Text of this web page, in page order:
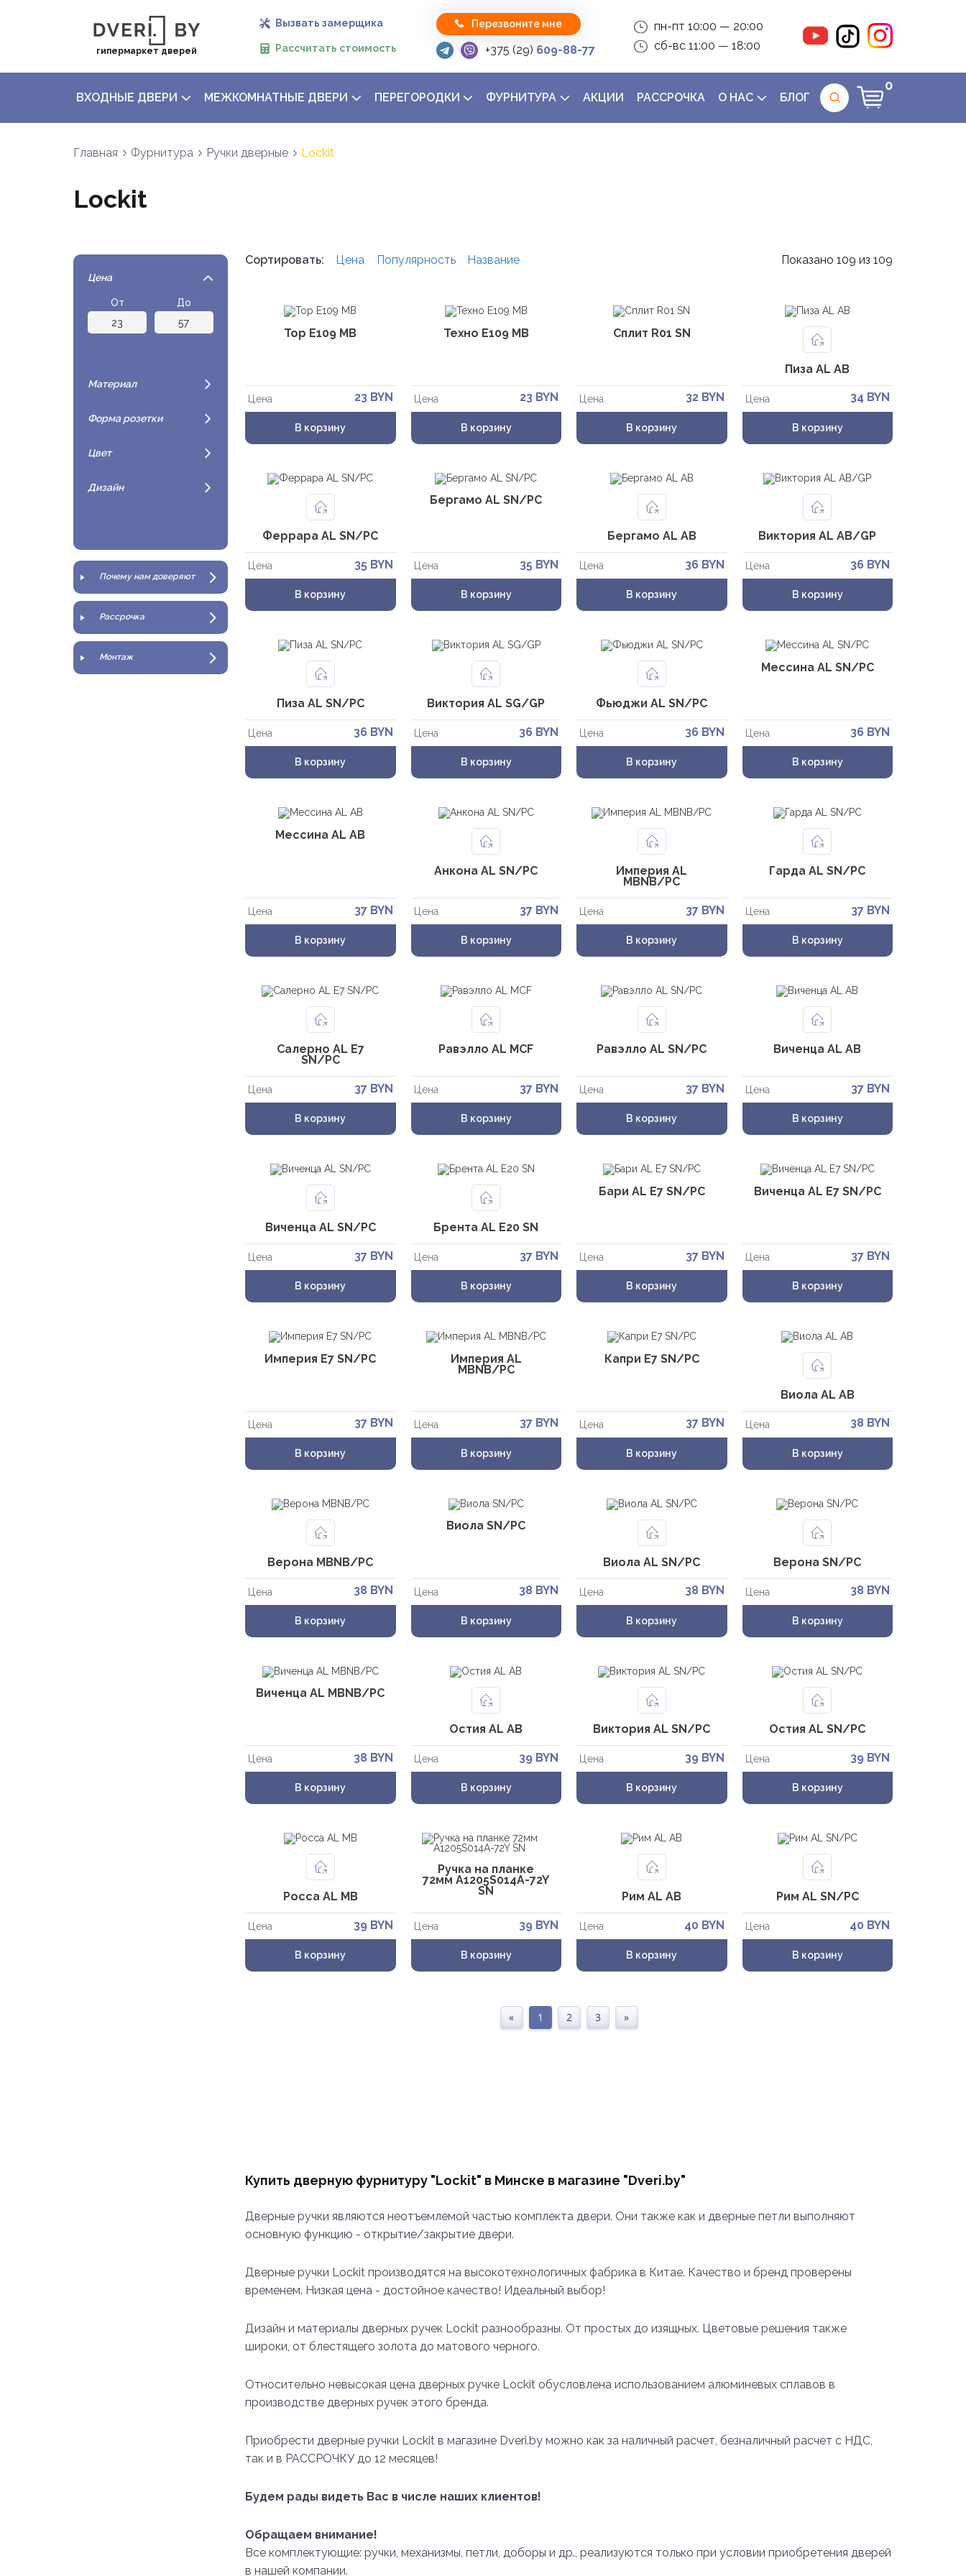
гипермаркет дверей
Вызвать замерщика
Рассчитать стоимость
Перезвоните мне
+375 (29) 609-88-77
пн-пт 10:00 — 20:00
сб-вс 11:00 — 18:00
ВХОДНЫЕ ДВЕРИ МЕЖКОМНАТНЫЕ ДВЕРИ ПЕРЕГОРОДКИ ФУРНИТУРА АКЦИИ РАССРОЧКА О НАС БЛОГ
0
Главная Фурнитура Ручки дверные Lockit
Lockit
Цена
Цена
От До
Материал
Материал
Форма розетки
Форма розетки
Цвет
Цвет
Дизайн
Дизайн
Почему нам доверяют
Рассрочка
Монтаж
Сортировать: Цена Популярность Название Показано 109 из 109
Тор Е109 MB
Цена 23 BYN
В корзину
Техно E109 MB
Цена 23 BYN
В корзину
Сплит R01 SN
Цена 32 BYN
В корзину
Пиза AL AB
Цена 34 BYN
В корзину
Феррара AL SN/PC
Цена 35 BYN
В корзину
Бергамо AL SN/PC
Цена 35 BYN
В корзину
Бергамо AL AB
Цена 36 BYN
В корзину
Виктория AL AB/GP
Цена 36 BYN
В корзину
Пиза AL SN/PC
Цена 36 BYN
В корзину
Виктория AL SG/GP
Цена 36 BYN
В корзину
Фьюджи AL SN/PC
Цена 36 BYN
В корзину
Мессина AL SN/PC
Цена 36 BYN
В корзину
Мессина AL AB
Цена 37 BYN
В корзину
Анкона AL SN/PC
Цена 37 BYN
В корзину
Империя AL
MBNB/PC
Цена 37 BYN
В корзину
Гарда AL SN/PC
Цена 37 BYN
В корзину
Салерно AL E7
SN/PC
Цена 37 BYN
В корзину
Равэлло AL MCF
Цена 37 BYN
В корзину
Равэлло AL SN/PC
Цена 37 BYN
В корзину
Виченца AL AB
Цена 37 BYN
В корзину
Виченца AL SN/PC
Цена 37 BYN
В корзину
Брента AL E20 SN
Цена 37 BYN
В корзину
Бари AL E7 SN/PC
Цена 37 BYN
В корзину
Виченца AL E7 SN/PC
Цена 37 BYN
В корзину
Империя E7 SN/PC
Цена 37 BYN
В корзину
Империя AL
MBNB/PC
Цена 37 BYN
В корзину
Капри Е7 SN/PC
Цена 37 BYN
В корзину
Виола AL AB
Цена 38 BYN
В корзину
Верона MBNB/PC
Цена 38 BYN
В корзину
Виола SN/PC
Цена 38 BYN
В корзину
Виола AL SN/PC
Цена 38 BYN
В корзину
Верона SN/PC
Цена 38 BYN
В корзину
Виченца AL MBNB/PC
Цена 38 BYN
В корзину
Остия AL AB
Цена 39 BYN
В корзину
Виктория AL SN/PC
Цена 39 BYN
В корзину
Остия AL SN/PC
Цена 39 BYN
В корзину
Росса AL MB
Цена 39 BYN
В корзину
Ручка на планке
72мм A1205S014A-72Y
SN
Цена 39 BYN
В корзину
Рим AL AB
Цена 40 BYN
В корзину
Рим AL SN/PC
Цена 40 BYN
В корзину
« 1 2 3 »
Купить дверную фурнитуру "Lockit" в Минске в магазине "Dveri.by"
Дверные ручки являются неотъемлемой частью комплекта двери. Они также как и дверные петли выполняют
основную функцию - открытие/закрытие двери.
Дверные ручки Lockit производятся на высокотехнологичных фабрика в Китае. Качество и бренд проверены
временем. Низкая цена - достойное качество! Идеальный выбор!
Дизайн и материалы дверных ручек Lockit разнообразны. От простых до изящных. Цветовые решения также
широки, от блестящего золота до матового черного.
Относительно невысокая цена дверных ручке Lockit обусловлена использованием алюминевых сплавов в
производстве дверных ручек этого бренда.
Приобрести дверные ручки Lockit в магазине Dveri.by можно как за наличный расчет, безналичный расчет с НДС,
так и в РАССРОЧКУ до 12 месяцев!
Будем рады видеть Вас в числе наших клиентов!
Обращаем внимание!
Все комплектующие: ручки, механизмы, петли, доборы и др., реализуются только при условии приобретения дверей
в нашей компании.
Заказать звонок
Время звонка: 10-12 12-18
и пользовательского соглашения.